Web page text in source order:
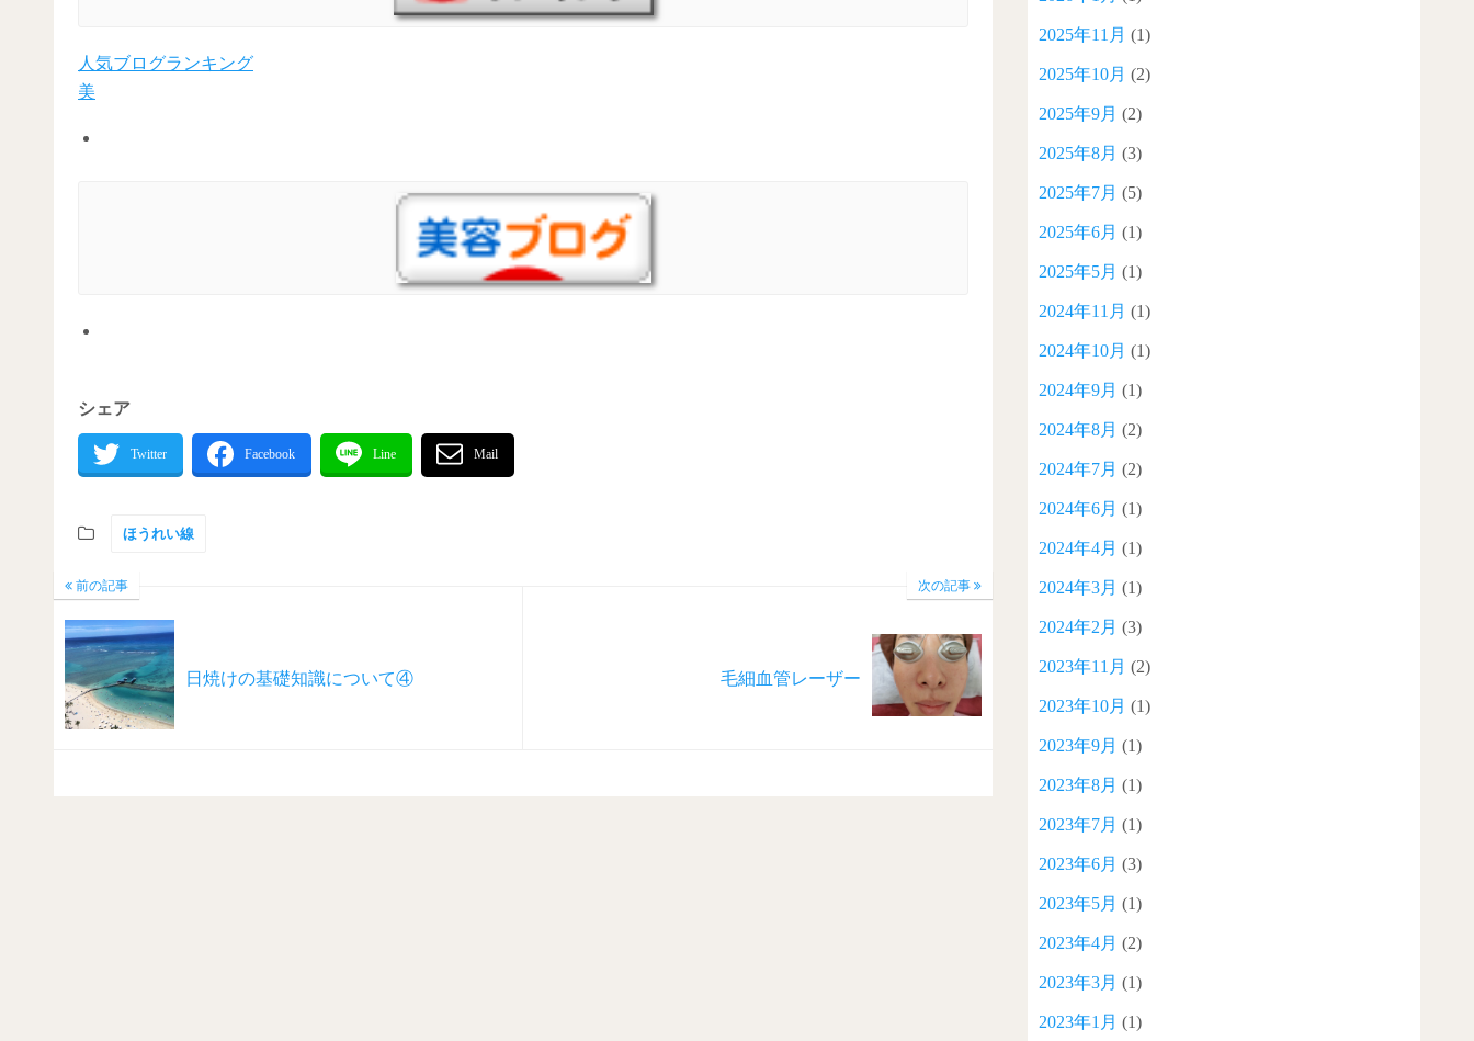
人気ブログランキング
美
シェア
ほうれい線
前の記事
日焼けの基礎知識について④
次の記事
毛細血管レーザー
2025年11月 (1)
2025年10月 (2)
2025年9月 (2)
2025年8月 (3)
2025年7月 (5)
2025年6月 (1)
2025年5月 (1)
2024年11月 (1)
2024年10月 (1)
2024年9月 (1)
2024年8月 (2)
2024年7月 (2)
2024年6月 (1)
2024年4月 (1)
2024年3月 (1)
2024年2月 (3)
2023年11月 (2)
2023年10月 (1)
2023年9月 (1)
2023年8月 (1)
2023年7月 (1)
2023年6月 (3)
2023年5月 (1)
2023年4月 (2)
2023年3月 (1)
2023年1月 (1)